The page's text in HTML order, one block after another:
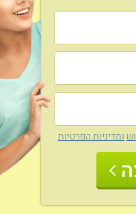
ומדיניות הפרטיות